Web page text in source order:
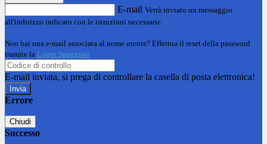
E-mail Verrà inviato un messaggio
all'indirizzo indicato con le istruzioni necessarie.
Non hai una e-mail associata al nome utente? Effettua il reset della password
tramite la Login Spaggiari
E-mail inviata, si prega di controllare la casella di posta elettronica!
Errore
Chiudi
Successo